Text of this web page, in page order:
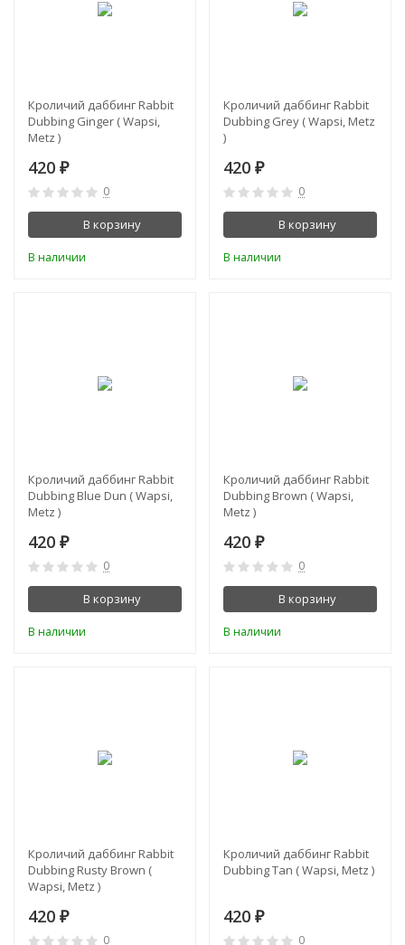
Кроличий даббинг Rabbit
Dubbing Ginger ( Wapsi,
Metz )
420 ₽
0
В корзину
В наличии
Кроличий даббинг Rabbit
Dubbing Grey ( Wapsi, Metz
)
420 ₽
0
В корзину
В наличии
Кроличий даббинг Rabbit
Dubbing Blue Dun ( Wapsi,
Metz )
420 ₽
0
В корзину
В наличии
Кроличий даббинг Rabbit
Dubbing Brown ( Wapsi,
Metz )
420 ₽
0
В корзину
В наличии
Кроличий даббинг Rabbit
Dubbing Rusty Brown (
Wapsi, Metz )
420 ₽
0
Кроличий даббинг Rabbit
Dubbing Tan ( Wapsi, Metz )
420 ₽
0